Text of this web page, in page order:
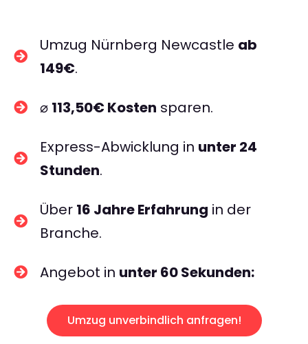
Umzug Nürnberg Newcastle ab
149€.
⌀ 113,50€ Kosten sparen.
Express-Abwicklung in unter 24
Stunden.
Über 16 Jahre Erfahrung in der
Branche.
Angebot in unter 60 Sekunden:
Umzug unverbindlich anfragen!